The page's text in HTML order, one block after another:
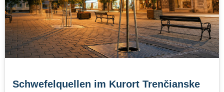
Schwefelquellen im Kurort Trenčianske